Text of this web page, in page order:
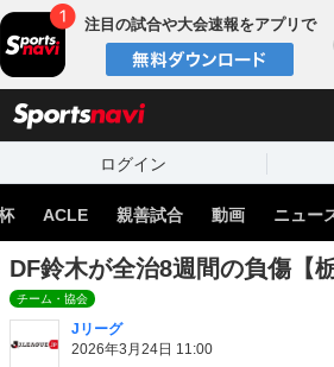
注目の試合や大会速報をアプリで
ログイン
ACLE 親善試合 動画 ニュー
DF鈴木が全治8週間の負傷【栃
チーム・協会
Jリーグ
2026年3月24日 11:00